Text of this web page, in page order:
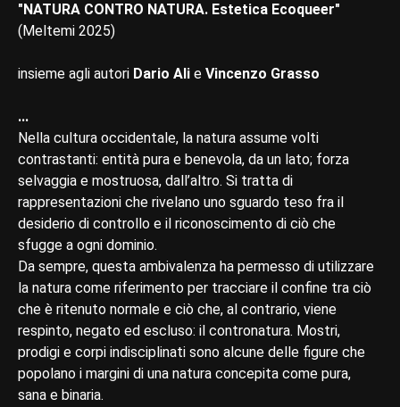
"NATURA CONTRO NATURA. Estetica Ecoqueer"
(Meltemi 2025)
insieme agli autori Dario Ali e Vincenzo Grasso
...
Nella cultura occidentale, la natura assume volti
contrastanti: entità pura e benevola, da un lato; forza
selvaggia e mostruosa, dall’altro. Si tratta di
rappresentazioni che rivelano uno sguardo teso fra il
desiderio di controllo e il riconoscimento di ciò che
sfugge a ogni dominio.
Da sempre, questa ambivalenza ha permesso di utilizzare
la natura come riferimento per tracciare il confine tra ciò
che è ritenuto normale e ciò che, al contrario, viene
respinto, negato ed escluso: il contronatura. Mostri,
prodigi e corpi indisciplinati sono alcune delle figure che
popolano i margini di una natura concepita come pura,
sana e binaria.